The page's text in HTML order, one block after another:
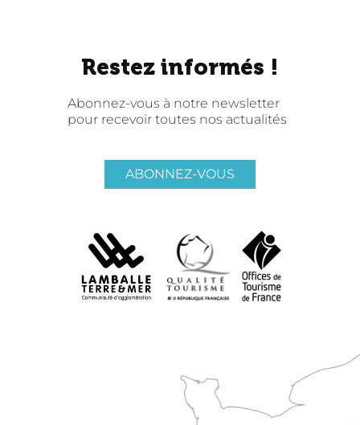
Restez informés !
Abonnez-vous à notre newsletter
pour recevoir toutes nos actualités
ABONNEZ-VOUS